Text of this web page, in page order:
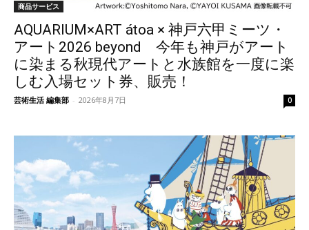
商品サービス
AQUARIUM×ART átoa × 神戸六甲ミーツ・
アート2026 beyond 今年も神戸がアート
に染まる秋現代アートと水族館を一度に楽
しむ入場セット券、販売！
芸術生活 編集部 - 2026年8月7日 0